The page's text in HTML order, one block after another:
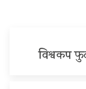
विश्वकप